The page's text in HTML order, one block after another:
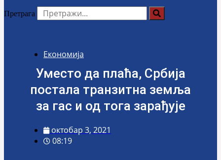
Претрага
Економија
Уместо да плаћа, Србија
постала транзитна земља
за гас и од тога зарађује
октобар 3, 2021
08:19